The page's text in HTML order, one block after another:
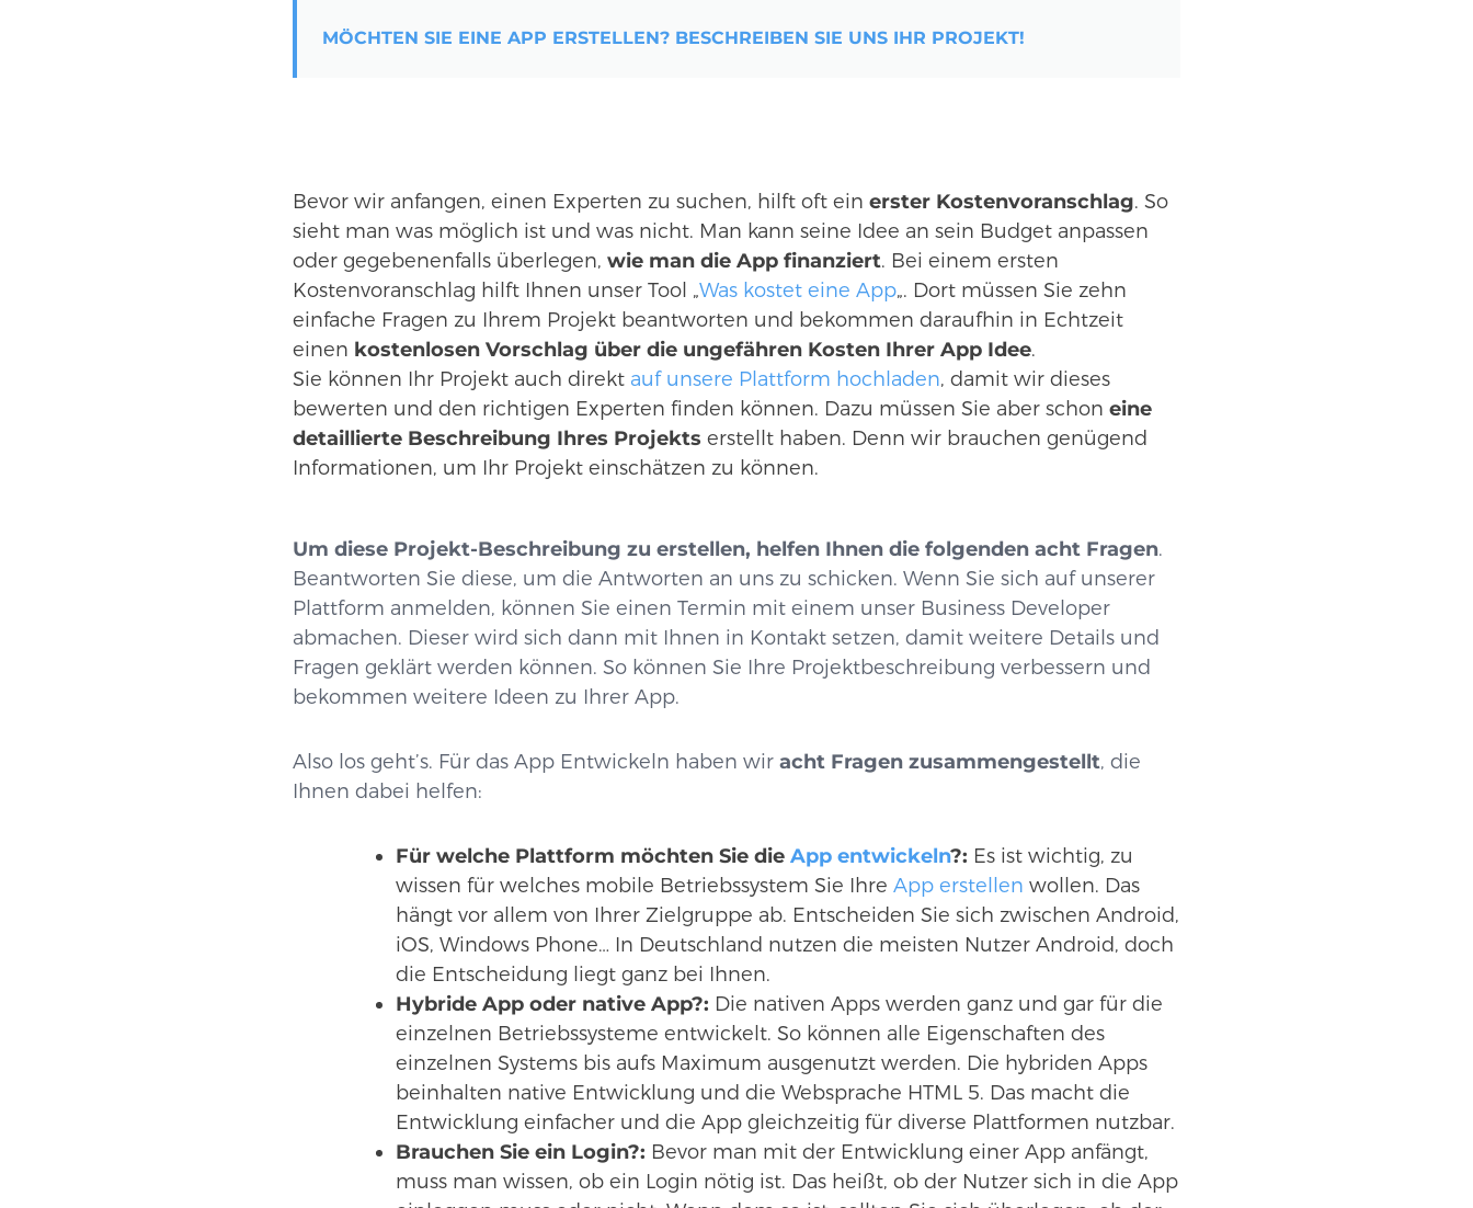
MÖCHTEN SIE EINE APP ERSTELLEN? BESCHREIBEN SIE UNS IHR PROJEKT!
Bevor wir anfangen, einen Experten zu suchen, hilft oft ein erster Kostenvoranschlag. So
sieht man was möglich ist und was nicht. Man kann seine Idee an sein Budget anpassen
oder gegebenenfalls überlegen, wie man die App finanziert. Bei einem ersten
Kostenvoranschlag hilft Ihnen unser Tool „Was kostet eine App„. Dort müssen Sie zehn
einfache Fragen zu Ihrem Projekt beantworten und bekommen daraufhin in Echtzeit
einen kostenlosen Vorschlag über die ungefähren Kosten Ihrer App Idee.
Sie können Ihr Projekt auch direkt auf unsere Plattform hochladen, damit wir dieses
bewerten und den richtigen Experten finden können. Dazu müssen Sie aber schon eine
detaillierte Beschreibung Ihres Projekts erstellt haben. Denn wir brauchen genügend
Informationen, um Ihr Projekt einschätzen zu können.
Um diese Projekt-Beschreibung zu erstellen, helfen Ihnen die folgenden acht Fragen.
Beantworten Sie diese, um die Antworten an uns zu schicken. Wenn Sie sich auf unserer
Plattform anmelden, können Sie einen Termin mit einem unser Business Developer
abmachen. Dieser wird sich dann mit Ihnen in Kontakt setzen, damit weitere Details und
Fragen geklärt werden können. So können Sie Ihre Projektbeschreibung verbessern und
bekommen weitere Ideen zu Ihrer App.
Also los geht’s. Für das App Entwickeln haben wir acht Fragen zusammengestellt, die
Ihnen dabei helfen:
Für welche Plattform möchten Sie die App entwickeln?: Es ist wichtig, zu
wissen für welches mobile Betriebssystem Sie Ihre App erstellen wollen. Das
hängt vor allem von Ihrer Zielgruppe ab. Entscheiden Sie sich zwischen Android,
iOS, Windows Phone… In Deutschland nutzen die meisten Nutzer Android, doch
die Entscheidung liegt ganz bei Ihnen.
Hybride App oder native App?: Die nativen Apps werden ganz und gar für die
einzelnen Betriebssysteme entwickelt. So können alle Eigenschaften des
einzelnen Systems bis aufs Maximum ausgenutzt werden. Die hybriden Apps
beinhalten native Entwicklung und die Websprache HTML 5. Das macht die
Entwicklung einfacher und die App gleichzeitig für diverse Plattformen nutzbar.
Brauchen Sie ein Login?: Bevor man mit der Entwicklung einer App anfängt,
muss man wissen, ob ein Login nötig ist. Das heißt, ob der Nutzer sich in die App